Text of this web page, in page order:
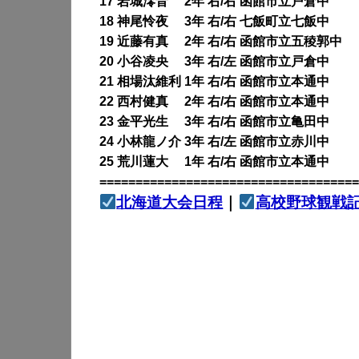
18 神尾怜夜 3年 右/右 七飯町立七飯中
19 近藤有真 2年 右/右 函館市立五稜郭中
20 小谷凌央 3年 右/左 函館市立戸倉中
21 相場汰維利 1年 右/右 函館市立本通中
22 西村健真 2年 右/右 函館市立本通中
23 金平光生 3年 右/右 函館市立亀田中
24 小林龍ノ介 3年 右/左 函館市立赤川中
25 荒川蓮大 1年 右/右 函館市立本通中
====================================
北海道大会日程 高校野球観戦